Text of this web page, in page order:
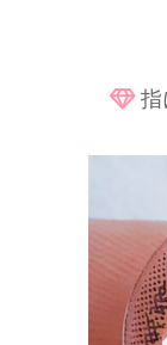
指